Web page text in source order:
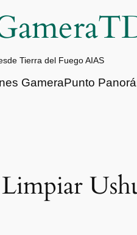
Tierra del Fuego AIAS
GameraPunto